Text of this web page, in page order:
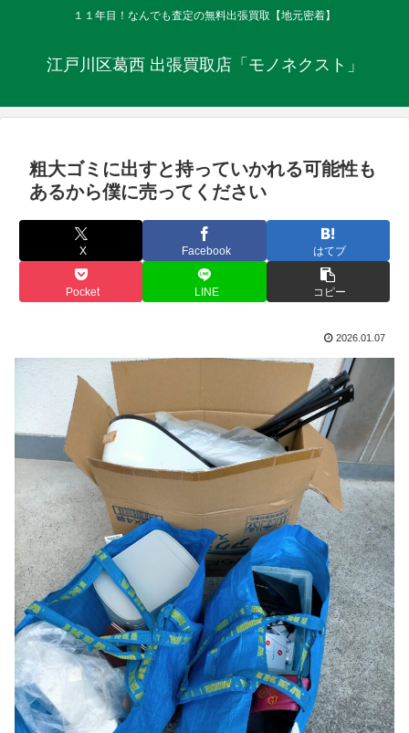
１１年目！なんでも査定の無料出張買取【地元密着】
江戸川区葛西 出張買取店「モノネクスト」
粗大ゴミに出すと持っていかれる可能性も
あるから僕に売ってください
X Facebook はてブ
Pocket LINE コピー
2026.01.07